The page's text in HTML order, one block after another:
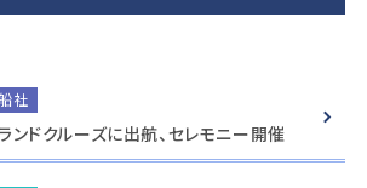
社
ドクルーズに出航、セレモニー開催